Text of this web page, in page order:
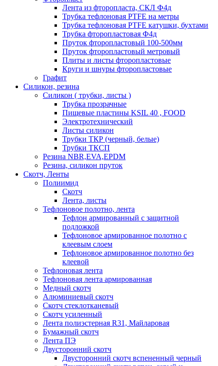
Лента из фторопласта, СКЛ Ф4д
Трубка тефлоновая PTFE на метры
Трубка тефлоновая PTFE катушки, бухтами
Трубка фторопластовая Ф4д
Пруток фторопластовый 100-500мм
Пруток фторопластовый метровый
Плиты и листы фторопластовые
Круги и шнуры фторопластовые
Графит
Силикон, резина
Силикон ( трубки, листы )
Трубка прозрачные
Пищевые пластины KSIL 40 , FOOD
Электротехнический
Листы силикон
Трубки ТКР (черный, белые)
Трубки ТКСП
Резина NBR,EVA,EPDM
Резина, силикон пруток
Скотч, Ленты
Полиимид
Скотч
Лента, листы
Тефлоновое полотно, лента
Тефлон армированный с защитной
подложкой
Тефлоновое армированное полотно с
клеевым слоем
Тефлоновое армированное полотно без
клеевой
Тефлоновая лента
Тефлоновая лента армированная
Медный скотч
Алюминиевый скотч
Скотч стеклотканевый
Скотч усиленный
Лента полиэстерная R31, Майларовая
Бумажный скотч
Лента ПЭ
Двусторонний скотч
Двусторонний скотч вспененный черный